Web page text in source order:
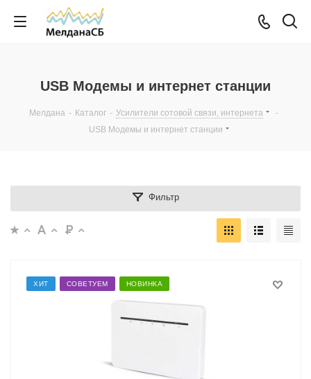
USB Модемы и интернет станции
Мелдана - Каталог - Усилители сотовой связи, интернета
-
USB Модемы и интернет станции
Фильтр
ХИТ СОВЕТУЕМ НОВИНКА